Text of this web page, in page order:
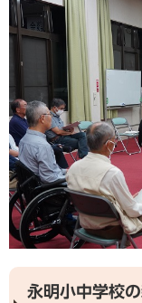
永明小中学校